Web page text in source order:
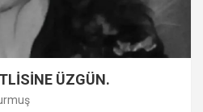
ÜZGÜN.